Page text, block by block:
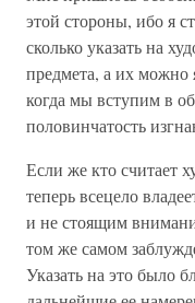
этой стороны, ибо я
сколько указать на
предмета, а их можно
когда мы вступим в
половинчатость
Если же кто считает
теперь всецело
и не стоящим
том же самом
Указать на это было